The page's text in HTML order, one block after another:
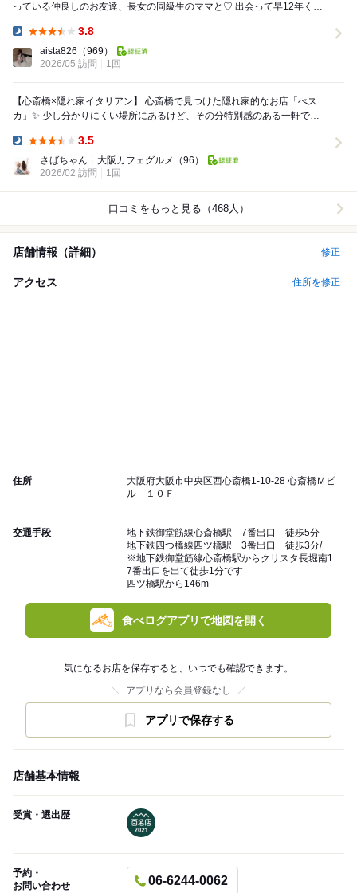
っている仲良しのお友達、長女の同級生のママと♡ 出会って早12年くら
3.8
aista826 （969）
2026/05 訪問
1回
【心斎橋×隠れ家イタリアン】 心斎橋で見つけた隠れ家的なお店「ぺス
カ」✨ 少し分かりにくい場所にあるけど、その分特別感のある一軒です
3.5
さばちゃん┊︎大阪カフェグルメ
（96）
2026/02 訪問
1回
口コミをもっと見る（468人）
店舗情報（詳細） 修正
アクセス 住所を修正
住所
大阪府大阪市中央区西心斎橋1-10-28 心斎橋Ｍビ
ル １０Ｆ
交通手段
地下鉄御堂筋線心斎橋駅 7番出口 徒歩5分
地下鉄四つ橋線四ツ橋駅 3番出口 徒歩3分/
※地下鉄御堂筋線心斎橋駅からクリスタ長堀南1
7番出口を出て徒歩1分です
四ツ橋駅から146m
食べログアプリで地図を開く
気になるお店を保存すると、いつでも確認できます。
アプリなら会員登録なし
アプリで保存する
店舗基本情報
受賞・選出歴
予約・
お問い合わせ
06-6244-0062